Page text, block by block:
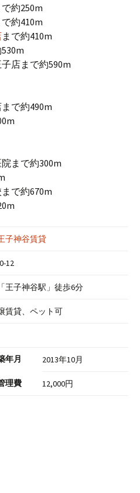
約250m
約410m
まで約410m
店まで約590m
で約490m
まで約300m
で約670m
子神谷賃貸
12
王子神谷駅」徒歩6分
賃貸、ペット可
年月 2013年10月
理費 12,000円